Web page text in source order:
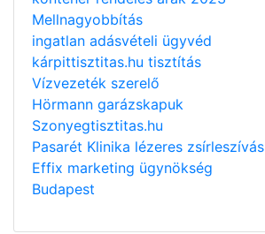
Mellnagyobbítás
ingatlan adásvételi ügyvéd
kárpittisztitas.hu tisztítás
Vízvezeték szerelő
Hörmann garázskapuk
Szonyegtisztitas.hu
Pasarét Klinika lézeres zsírleszívás
Effix marketing ügynökség
Budapest